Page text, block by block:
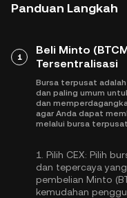
Panduan Langkah
1
Beli Minto
Tersentralisasi
Bursa terpusat
dan paling umum
dan
agar Anda dapat
melalui bursa
1. Pilih CEX: Pilih
dan tepercaya
pembelian Minto
kemudahan